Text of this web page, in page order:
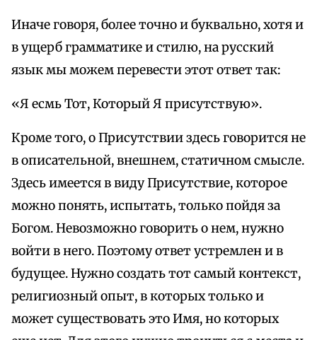
Иначе говоря, более точно и буквально, хотя и
в ущерб грамматике и стилю, на русский
язык мы можем перевести этот ответ так:
«Я есмь Тот, Который Я присутствую».
Кроме того, о Присутствии здесь говорится не
в описательной, внешнем, статичном смысле.
Здесь имеется в виду Присутствие, которое
можно понять, испытать, только пойдя за
Богом. Невозможно говорить о нем, нужно
войти в него. Поэтому ответ устремлен и в
будущее. Нужно создать тот самый контекст,
религиозный опыт, в которых только и
может существовать это Имя, но которых